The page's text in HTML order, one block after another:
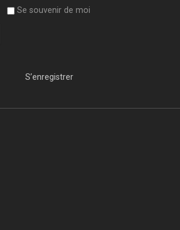
Se souvenir de moi
S’enregistrer